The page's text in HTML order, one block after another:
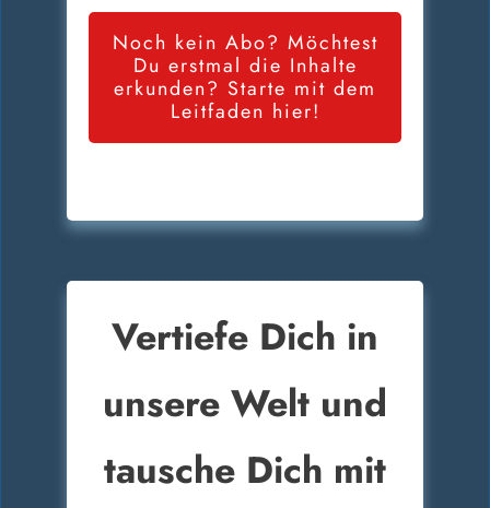
Noch kein Abo? Möchtest
Du erstmal die Inhalte
erkunden? Starte mit dem
Leitfaden hier!
Vertiefe Dich in
unsere Welt und
tausche Dich mit